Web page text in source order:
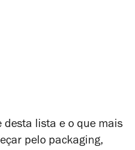
desta lista e o que mais
pelo packaging,